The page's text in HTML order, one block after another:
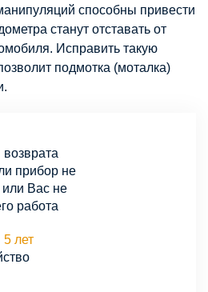
способны привести
станут отставать от
Исправить такую
подмотка (моталка)
возврата
прибор не
или Вас не
работа
5 лет